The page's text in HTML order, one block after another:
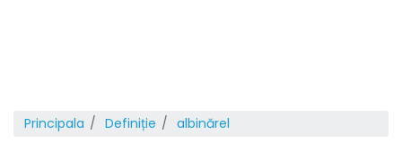
Principala Definiție albinărel